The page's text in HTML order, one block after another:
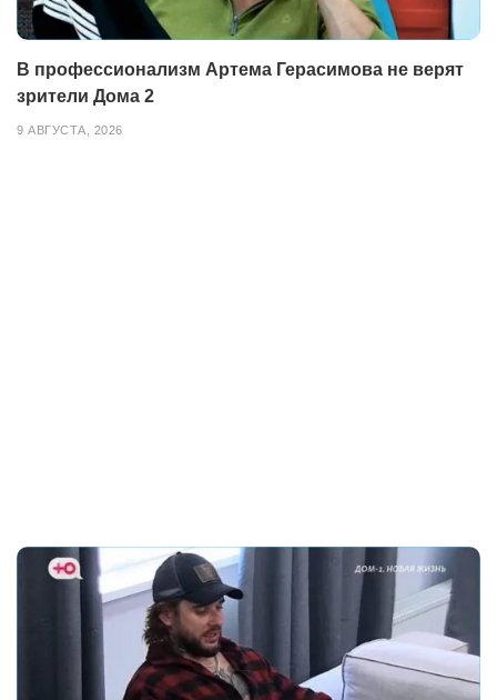
В профессионализм Артема Герасимова не верят
зрители Дома 2
9 АВГУСТА, 2026